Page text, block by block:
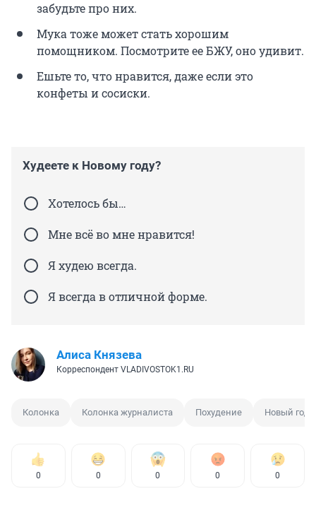
забудьте про них.
Мука тоже может стать хорошим
помощником. Посмотрите ее БЖУ, оно удивит.
Ешьте то, что нравится, даже если это
конфеты и сосиски.
Худеете к Новому году?
Хотелось бы…
Мне всё во мне нравится!
Я худею всегда.
Я всегда в отличной форме.
Алиса Князева
Корреспондент VLADIVOSTOK1.RU
Колонка Колонка журналиста Похудение Новый год
0 0 0 0 0